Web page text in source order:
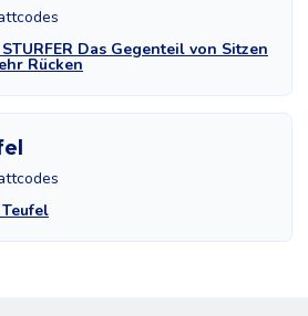
Das Gegenteil von Sitzen
Rücken